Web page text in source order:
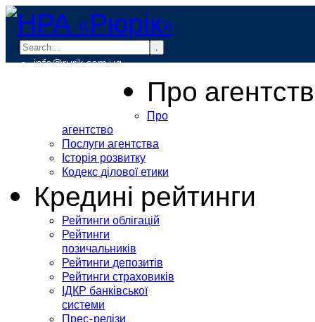
.
info@rurik.com.ua
Про
Про
агентство
Послуги агентства
Історія розвитку
Кодекс ділової етики
Кредині рейтинги
Рейтинги облігацій
Рейтинги
позичальників
Рейтинги депозитів
Рейтинги страховиків
ІДКР банківської
системи
Прес-релізи